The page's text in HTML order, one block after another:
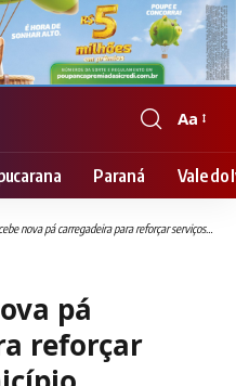
Font
Resizer
Aa
Paraná Vale do
nova pá carregadeira para reforçar serviços no município
pá
reforçar